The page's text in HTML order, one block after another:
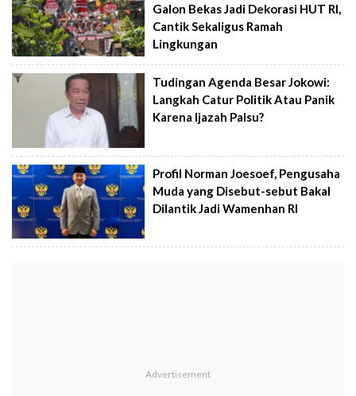
Galon Bekas Jadi Dekorasi HUT RI,
Cantik Sekaligus Ramah
Lingkungan
Tudingan Agenda Besar Jokowi:
Langkah Catur Politik Atau Panik
Karena Ijazah Palsu?
Profil Norman Joesoef, Pengusaha
Muda yang Disebut-sebut Bakal
Dilantik Jadi Wamenhan RI